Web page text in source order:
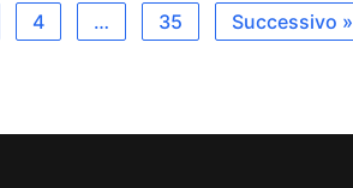
4 … 35 Successivo »